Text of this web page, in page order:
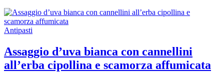
Antipasti
Assaggio d’uva bianca con cannellini
all’erba cipollina e scamorza affumicata